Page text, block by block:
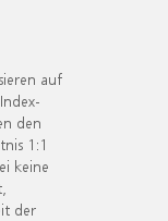
auf
den
1:1
keine
der